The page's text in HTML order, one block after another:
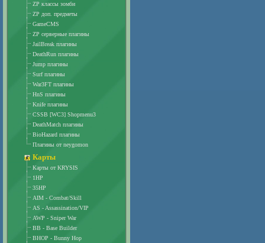
ZP классы зомби
ZP доп. предметы
GameCMS
ZP серверные плагины
JailBreak плагины
DeathRun плагины
Jump плагины
Surf плагины
War3FT плагины
HnS плагины
Knife плагины
CSSB [WC3] Shopmenu3
DeathMatch плагины
BioHazard плагины
Плагины от neygomon
Карты
Карты от KRYSIS
1HP
35HP
AIM - Combat/Skill
AS - Assassination/VIP
AWP - Sniper War
BB - Base Builder
BHOP - Bunny Hop